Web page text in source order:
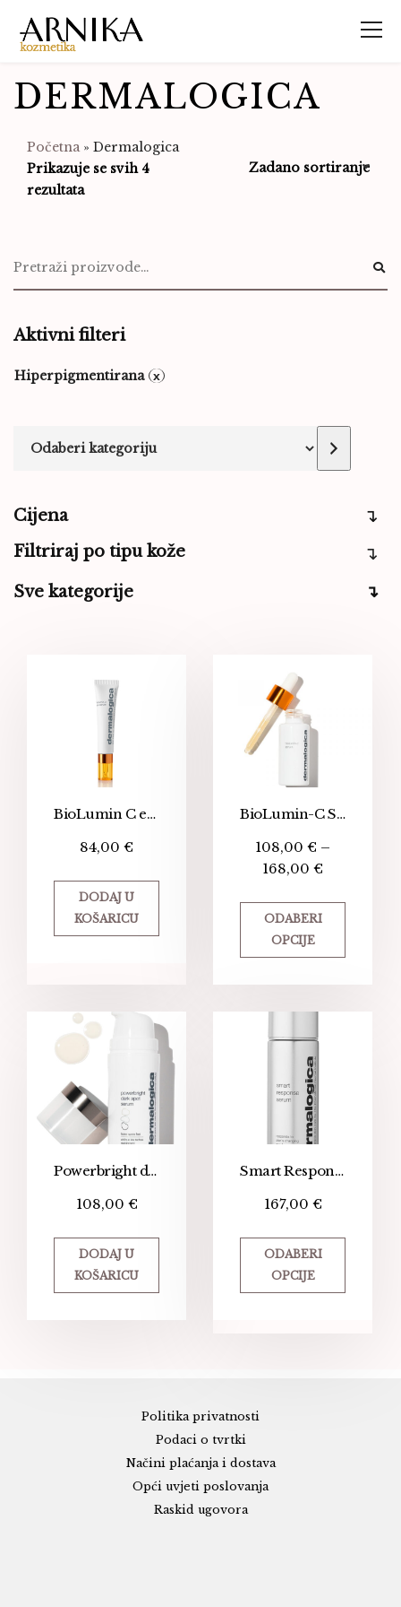
DERMALOGICA
Početna» Dermalogica
Prikazuje se svih 4
rezultata
Aktivni filteri
Hiperpigmentirana
Cijena
Filtriraj po tipu kože
Sve kategorije
BioLumin C eye serum
84,00 €
DODAJ U
KOŠARICU
BioLumin-C Serum
108,00 € –
168,00 €
ODABERI
OPCIJE
Powerbright dark spot serum
108,00 €
DODAJ U
KOŠARICU
Smart Response Serum
167,00 €
ODABERI
OPCIJE
Politika privatnosti
Podaci o tvrtki
Načini plaćanja i dostava
Opći uvjeti poslovanja
Raskid ugovora